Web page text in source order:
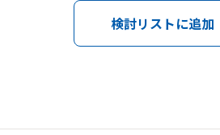
検討リストに追加